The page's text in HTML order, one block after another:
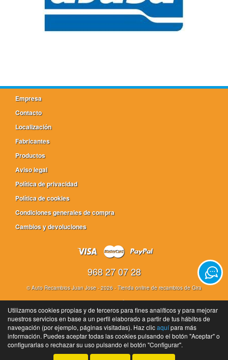
Empresa
Contacto
Localización
Fabricantes
Productos
Aviso legal
Política de privacidad
Política de cookies
Condiciones generales de compra
Cambios y devoluciones
968 27 07 28
©Auto Recambios Juan Jose- 2026 -Tienda online de recambios de Gira
Utilizamos cookies propias y de terceros para fines analíticos y para mejorar
nuestros servicios en base a un perfil elaborado a partir de tus hábitos de
navegación (por ejemplo, páginas visitadas). Haz clicaquípara más
información. Puedes aceptar todas las cookies pulsando el botón "Aceptar" o
configurarlas o rechazar su uso pulsando el botón "Configurar".